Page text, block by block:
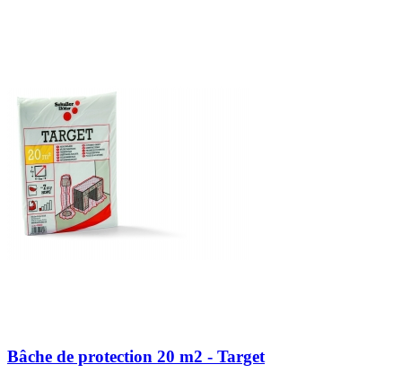
Bâche de protection 20 m2 - Target